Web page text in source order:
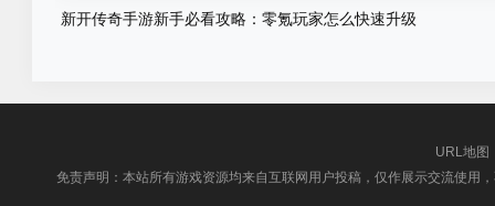
新开传奇手游新手必看攻略：零氪玩家怎么快速升级
URL地图
免责声明：本站所有游戏资源均来自互联网用户投稿，仅作展示交流使用